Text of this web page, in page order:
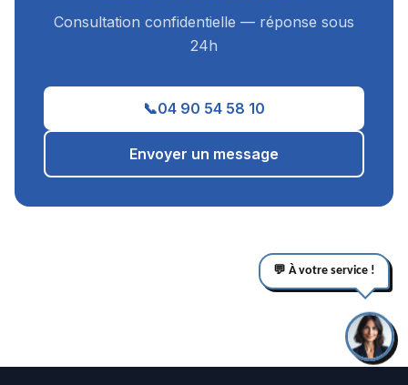
Consultation confidentielle — réponse sous
24h
📞04 90 54 58 10
Envoyer un message
💬 À votre service !